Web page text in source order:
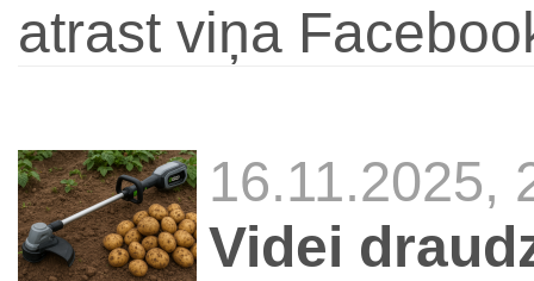
atrast viņa
16.11.2025,
Videi